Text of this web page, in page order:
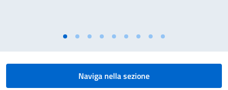
Naviga nella sezione